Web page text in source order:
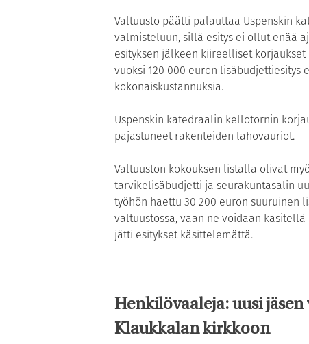
Valtuusto päätti palauttaa Uspenskin
valmisteluun, sillä esitys ei ollut enää
esityksen jälkeen kiireelliset
vuoksi 120 000 euron
kokonaiskustannuksia.
Uspenskin katedraalin kellotornin
pajastuneet rakenteiden lahovauriot.
Valtuuston kokouksen listalla olivat
tarvikelisäbudjetti ja seurakuntasalin
työhön haettu 30 200 euron suuruinen
valtuustossa, vaan ne voidaan
jätti esitykset käsittelemättä.
Henkilövaaleja: uusi
Klaukkalan kirkkoon